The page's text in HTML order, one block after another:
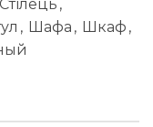
Стілець ,
, Шафа , Шкаф ,